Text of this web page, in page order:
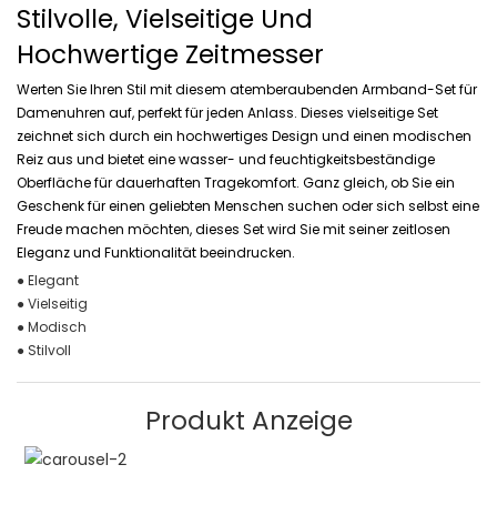
Stilvolle, Vielseitige Und
Hochwertige Zeitmesser
Werten Sie Ihren Stil mit diesem atemberaubenden Armband-Set für
Damenuhren auf, perfekt für jeden Anlass. Dieses vielseitige Set
zeichnet sich durch ein hochwertiges Design und einen modischen
Reiz aus und bietet eine wasser- und feuchtigkeitsbeständige
Oberfläche für dauerhaften Tragekomfort. Ganz gleich, ob Sie ein
Geschenk für einen geliebten Menschen suchen oder sich selbst eine
Freude machen möchten, dieses Set wird Sie mit seiner zeitlosen
Eleganz und Funktionalität beeindrucken.
● Elegant
● Vielseitig
● Modisch
● Stilvoll
Produkt Anzeige